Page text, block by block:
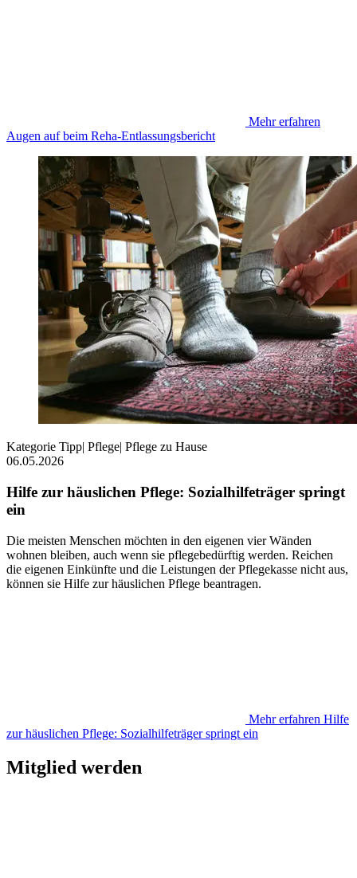
Mehr erfahren
Augen auf beim Reha-Entlassungsbericht
Kategorie Tipp| Pflege| Pflege zu Hause
06.05.2026
Hilfe zur häuslichen Pflege: Sozialhilfeträger springt
ein
Die meisten Menschen möchten in den eigenen vier Wänden
wohnen bleiben, auch wenn sie pflegebedürftig werden. Reichen
die eigenen Einkünfte und die Leistungen der Pflegekasse nicht aus,
können sie Hilfe zur häuslichen Pflege beantragen.
Mehr erfahren Hilfe
zur häuslichen Pflege: Sozialhilfeträger springt ein
Mitglied werden